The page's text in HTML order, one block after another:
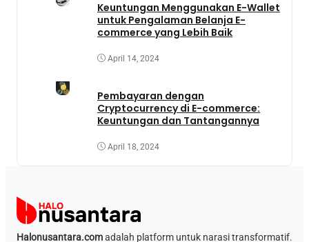
Keuntungan Menggunakan E-Wallet
untuk Pengalaman Belanja E-
commerce yang Lebih Baik
April 14, 2024
Pembayaran dengan
Cryptocurrency di E-commerce:
Keuntungan dan Tantangannya
April 18, 2024
Halonusantara.comadalah platform untuk narasi transformatif.